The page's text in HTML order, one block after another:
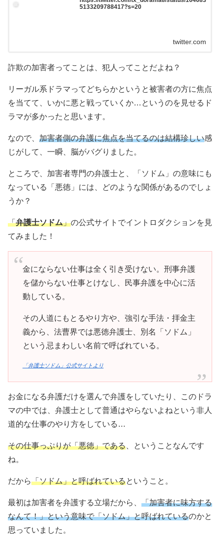
5133209788417?s=20
twitter.com
詐欺の加害者ってことは、犯人ってことだよね？
リーガル系ドラマってどちらかというと被害者の方に焦点
を当てて、いかに悪と戦っていくか…というのを見せるド
ラマが多かったと思います。
なので、 加害者側の弁護に焦点を当てるのは結構珍しい感
じがして、一瞬、脳がバグりました。
ところで、加害者専門の弁護士と、「ソドム」の意味にも
なっている「悪徳」には、どのような関係があるのでしょ
うか？
「弁護士ソドム」の公式サイトでイントロダクションを見
てみました！
金にならない仕事は全く引き受けない。刑事弁護
を儲からない仕事とけなし、民事弁護を中心に活
動している。
その人道にもとるやり方や、強引な手法・拝金主
義から、法曹界では悪徳弁護士、別名「ソドム」
という忌まわしい名前で呼ばれている。
「弁護士ソドム」公式サイトより
お金になる弁護だけを選んで弁護をしていたり、このドラ
マの中では、弁護士として普通はやらないよねという非人
道的な仕事のやり方をしている…
その仕事っぷりが「悪徳」である 、ということなんです
ね。
だから「ソドム」と呼ばれているということ。
最初は加害者を弁護する立場だから、 「加害者に味方する
なんて！」という意味で「ソドム」と呼ばれているのかと
思っていました。